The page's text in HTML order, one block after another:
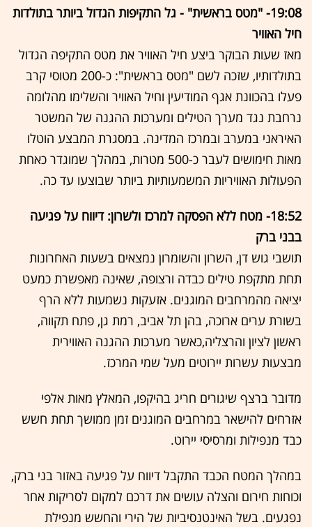
19:08- "מטס בראשית" - גל התקיפות הגדול ביותר בתולדות
חיל האוויר
מאז שעות הבוקר ביצע חיל האוויר את מטס התקיפה הגדול
בתולדותיו, שזכה לשם "מטס בראשית": כ-200 מטוסי קרב
פעלו בהכוונת אגף המודיעין וחיל האוויר והשלימו מהלומה
נרחבת נגד מערך הטילים ומערכות ההגנה של המשטר
האיראני במערב ובמרכז המדינה. במסגרת המבצע הוטלו
מאות חימושים לעבר כ-500 מטרות, במהלך שמוגדר כאחת
הפעולות האוויריות המשמעותיות ביותר שבוצעו עד כה.
18:52- מטח ללא הפסקה למרכז ולשרון: דיווח על פגיעה
בבני ברק
תושבי גוש דן, השרון והשומרון נמצאים בשעות האחרונות
תחת מתקפת טילים כבדה ורצופה, שאינה מאפשרת כמעט
יציאה מהמרחבים המוגנים. אזעקות נשמעות ללא הרף
בשורת ערים ארוכה, בהן תל אביב, רמת גן, פתח תקווה,
ראשון לציון והרצליה,כאשר מערכות ההגנה האווירית
מבצעות עשרות יירוטים מעל שמי המרכז.
מדובר ברצף שיגורים חריג בהיקפו, המאלץ מאות אלפי
אזרחים להישאר במרחבים המוגנים זמן ממושך תחת חשש
כבד מנפילות ומרסיסי יירוט.
במהלך המטח הכבד התקבל דיווח על פגיעה באזור בני ברק,
וכוחות חירום והצלה עושים את דרכם למקום לסריקות אחר
נפגעים. בשל האינטנסיביות של הירי והחשש מנפילת